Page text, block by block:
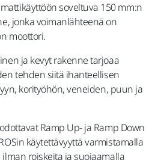
soveltuva 150 mm:n
jonka voimanlähteenä on
moottori.
ja kevyt rakenne tarjoaa
tehden siitä ihanteellisen
korityöhön, veneiden, puun ja
Ramp Up- ja Ramp Down
käytettävyyttä varmistamalla
roiskeita ja suojaamalla